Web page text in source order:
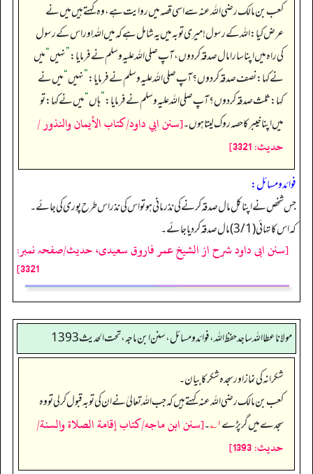
کعب بن مالک رضی اللہ عنہ سے اسی قصہ میں روایت ہے، وہ کہتے ہیں میں نے
عرض کیا: اللہ کے رسول! میری توبہ میں یہ شامل ہے کہ میں اللہ اور اس کے رسول
کی راہ میں اپنا سارا مال صدقہ کر دوں، آپ صلی اللہ علیہ وسلم نے فرمایا:”نہیں“میں
نے کہا: نصف صدقہ کر دوں؟ آپ صلی اللہ علیہ وسلم نے فرمایا:”نہیں“میں نے
کہا: ثلث صدقہ کر دوں؟ آپ صلی اللہ علیہ وسلم نے فرمایا:”ہاں“میں نے کہا: تو
میں اپنا خیبر کا حصہ روک لیتا ہوں۔[سنن ابي داود/كتاب الأيمان والنذور /
حدیث: 3321]
فوائد ومسائل:
جس شخص نے اپنا کل مال صدقہ کرنے کی نذر مانی ہو تو ا س کی نذر اس طرح پوری کی جائے۔
کہ اس کا تہائی (3/1) مال صدقہ کردیا جائے۔
[سنن ابی داود شرح از الشیخ عمر فاروق سعیدی، حدیث/صفحہ نمبر:
3321]
مولانا عطا الله ساجد حفظ الله، فوائد و مسائل، سنن ابن ماجه، تحت الحديث1393
شکرانہ کی نماز اور سجدہ شکر کا بیان۔
کعب بن مالک رضی اللہ عنہ کہتے ہیں کہ جب اللہ تعالیٰ نے ان کی توبہ قبول کر لی تو وہ
سجدے میں گر پڑے۱؎ ۔[سنن ابن ماجه/كتاب إقامة الصلاة والسنة/
حدیث: 1393]